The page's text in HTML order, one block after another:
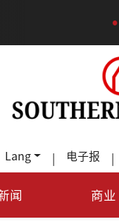
德州TeraFab芯片
Lang | 电子报 |
闻 商业